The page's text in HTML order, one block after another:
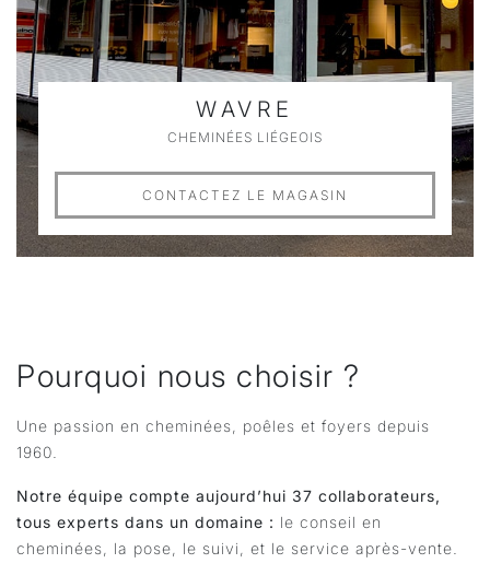
WAVRE
CHEMINÉES LIÉGEOIS
CONTACTEZ LE MAGASIN
Pourquoi nous choisir ?
Une passion en cheminées, poêles et foyers depuis
1960.
Notre équipe compte aujourd’hui 37 collaborateurs,
tous experts dans un domaine : le conseil en
cheminées, la pose, le suivi, et le service après-vente.